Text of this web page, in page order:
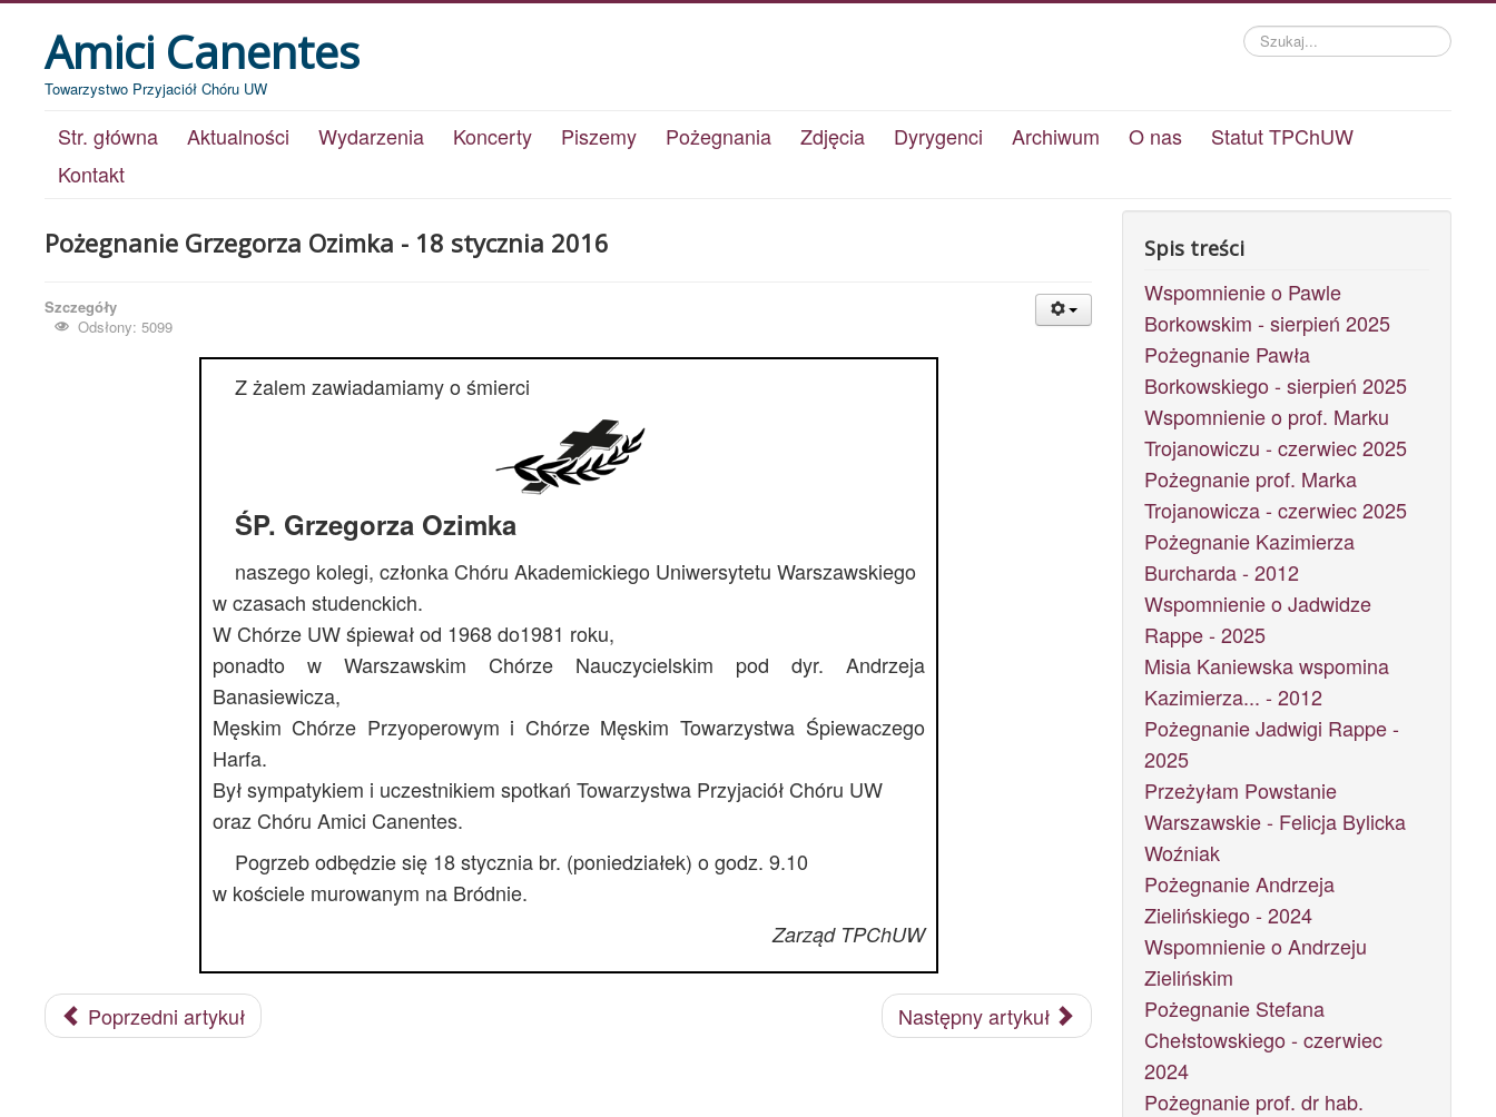
Amici Canentes
Towarzystwo Przyjaciół Chóru UW
Szukaj...
Str. główna Aktualności Wydarzenia Koncerty Piszemy Pożegnania Zdjęcia Dyrygenci Archiwum O nas
Statut TPChUW
Kontakt
Pożegnanie Grzegorza Ozimka - 18 stycznia 2016
Szczegóły
Odsłony: 5099
Z żalem zawiadamiamy o śmierci
ŚP. Grzegorza Ozimka
naszego kolegi, członka Chóru Akademickiego Uniwersytetu Warszawskiego
w czasach studenckich.
W Chórze UW śpiewał od 1968 do1981 roku,
ponadto w Warszawskim Chórze Nauczycielskim pod dyr. Andrzeja
Banasiewicza,
Męskim Chórze Przyoperowym i Chórze Męskim Towarzystwa Śpiewaczego
Harfa.
Był sympatykiem i uczestnikiem spotkań Towarzystwa Przyjaciół Chóru UW
oraz Chóru Amici Canentes.
Pogrzeb odbędzie się 18 stycznia br. (poniedziałek) o godz. 9.10
w kościele murowanym na Bródnie.
Zarząd TPChUW
Poprzedni artykuł Następny artykuł
Spis treści
Wspomnienie o Pawle
Borkowskim - sierpień 2025
Pożegnanie Pawła
Borkowskiego - sierpień 2025
Wspomnienie o prof. Marku
Trojanowiczu - czerwiec 2025
Pożegnanie prof. Marka
Trojanowicza - czerwiec 2025
Pożegnanie Kazimierza
Burcharda - 2012
Wspomnienie o Jadwidze
Rappe - 2025
Misia Kaniewska wspomina
Kazimierza... - 2012
Pożegnanie Jadwigi Rappe -
2025
Przeżyłam Powstanie
Warszawskie - Felicja Bylicka
Woźniak
Pożegnanie Andrzeja
Zielińskiego - 2024
Wspomnienie o Andrzeju
Zielińskim
Pożegnanie Stefana
Chełstowskiego - czerwiec
2024
Pożegnanie prof. dr hab.